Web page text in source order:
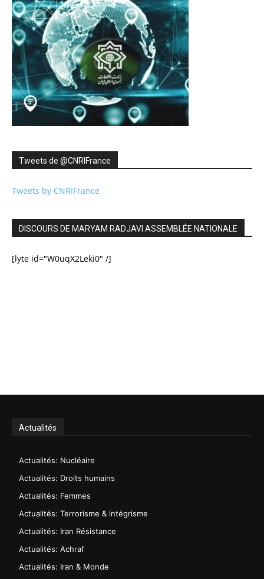
Tweets de ‎@CNRIFrance
Tweets by CNRIFrance
DISCOURS DE MARYAM RADJAVI ASSEMBLÉE NATIONALE
[lyte id="W0uqX2Leki0" /]
Actualités
Actualités: Nucléaire
Actualités: Droits humains
Actualités: Femmes
Actualités: Terrorisme & intégrisme
Actualités: Iran Résistance
Actualités: Achraf
Actualités: Iran & Monde